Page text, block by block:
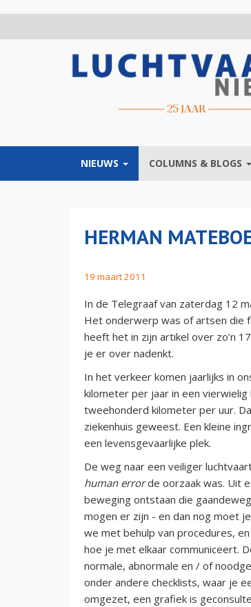
NIEUWS COLUMNS & BLOGS
HERMAN
19 maart 2011
In de Telegraaf van zaterdag 12
Het onderwerp was of artsen die
heeft het in zijn artikel over zo’n
je er over nadenkt.
In het verkeer komen jaarlijks in
kilometer per jaar in een
tweehonderd kilometer per uur.
ziekenhuis geweest. Een kleine
een levensgevaarlijke plek.
De weg naar een veiliger
human errorde oorzaak was. Uit
beweging ontstaan die
mogen er zijn - en dan nog moet
we met behulp van procedures,
hoe je met elkaar communiceert.
normale, abnormale en / of
onder andere checklists, waar je
omgezet, een grafiek is